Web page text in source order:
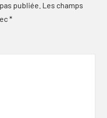
publiée. Les champs
*